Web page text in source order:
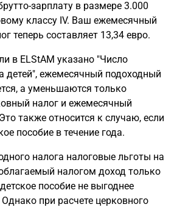
зарплату в размере 3.000
классу IV. Ваш ежемесячный
теперь составляет 13,34 евро.
в ELStAM указано "Число
детей", ежемесячный подоходный
а уменьшаются только
налог и ежемесячный
также относится к случаю, если
пособие в течение года.
налога налоговые льготы на
налогом доход только
пособие не выгоднее
при расчете церковного